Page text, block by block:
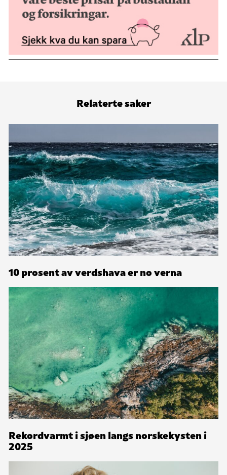
Relaterte saker
10 prosent av verdshava er no verna
Rekordvarmt i sjøen langs norskekysten i
2025